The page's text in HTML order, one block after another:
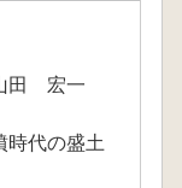
田 宏一
代の盛土